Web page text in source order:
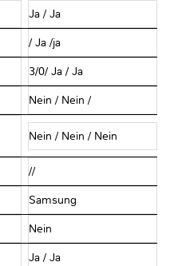
Ja / Ja
/ Ja /ja
3/0/ Ja / Ja
Nein / Nein /
Nein / Nein / Nein
//
Samsung
Nein
Ja / Ja